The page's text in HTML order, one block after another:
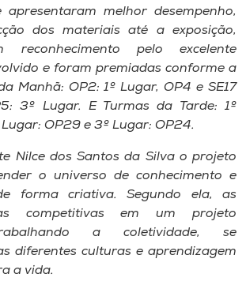
apresentaram melhor desempenho,
dos materiais até a exposição,
reconhecimento pelo excelente
e foram premiadas conforme a
Manhã: OP2: 1º Lugar, OP4 e SE17
3º Lugar. E Turmas da Tarde: 1º
OP29 e 3º Lugar: OP24.
Nilce dos Santos da Silva o projeto
o universo de conhecimento e
forma criativa. Segundo ela, as
competitivas em um projeto
a coletividade, se
diferentes culturas e aprendizagem
a vida.